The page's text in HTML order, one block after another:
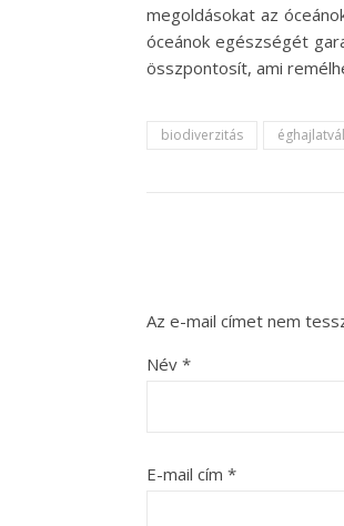
megoldásokat az
óceánok egészségét
összpontosít, ami
biodiverzitás
Az e-mail címet nem
Név *
E-mail cím *